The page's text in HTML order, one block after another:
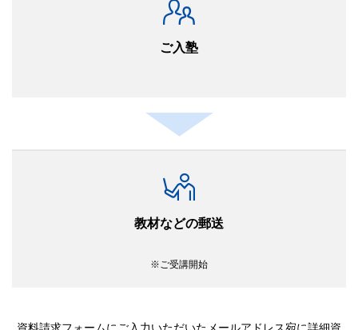
ご入塾
教材などの郵送
ご受講開始
資料請求フォームにご入力いただいたメールアドレス宛に詳細資